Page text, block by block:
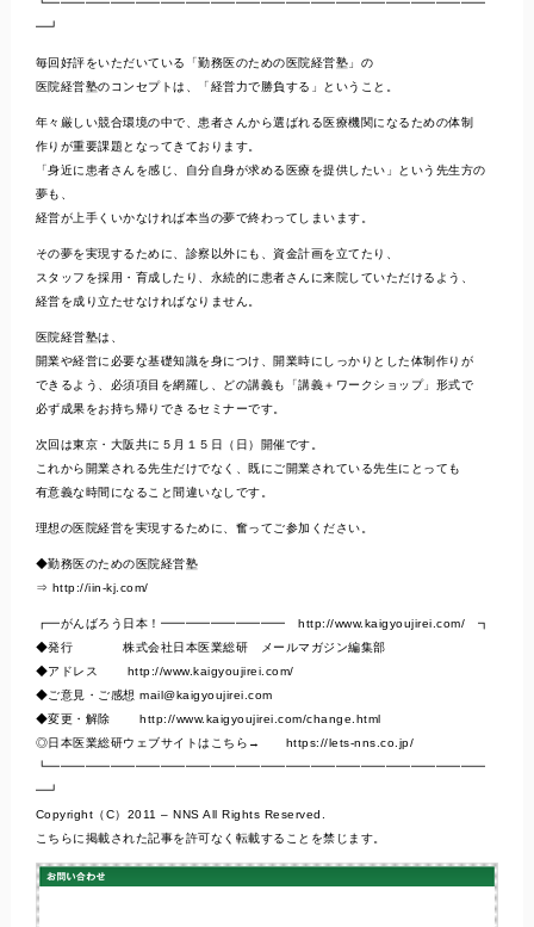
┗━━━━━━━━━━━━━━━━━━━━━━━━━━━━━━━━━━━
━┛
毎回好評をいただいている「勤務医のための医院経営塾」の
医院経営塾のコンセプトは、「経営力で勝負する」ということ。
年々厳しい競合環境の中で、患者さんから選ばれる医療機関になるための体制
作りが重要課題となってきております。
「身近に患者さんを感じ、自分自身が求める医療を提供したい」という先生方の
夢も、
経営が上手くいかなければ本当の夢で終わってしまいます。
その夢を実現するために、診察以外にも、資金計画を立てたり、
スタッフを採用・育成したり、永続的に患者さんに来院していただけるよう、
経営を成り立たせなければなりません。
医院経営塾は、
開業や経営に必要な基礎知識を身につけ、開業時にしっかりとした体制作りが
できるよう、必須項目を網羅し、どの講義も「講義＋ワークショップ」形式で
必ず成果をお持ち帰りできるセミナーです。
次回は東京・大阪共に５月１５日（日）開催です。
これから開業される先生だけでなく、既にご開業されている先生にとっても
有意義な時間になること間違いなしです。
理想の医院経営を実現するために、奮ってご参加ください。
◆勤務医のための医院経営塾
⇒ http://iin-kj.com/
┏━がんばろう日本！━━━━━━━━━━ http://www.kaigyoujirei.com/ ┓
◆発行 株式会社日本医業総研 メールマガジン編集部
◆アドレス http://www.kaigyoujirei.com/
◆ご意見・ご感想mail@kaigyoujirei.com
◆変更・解除 http://www.kaigyoujirei.com/change.html
◎日本医業総研ウェブサイトはこちら→ https://lets-nns.co.jp/
┗━━━━━━━━━━━━━━━━━━━━━━━━━━━━━━━━━━━
━┛
Copyright（C）2011 – NNS All Rights Reserved.
こちらに掲載された記事を許可なく転載することを禁じます。